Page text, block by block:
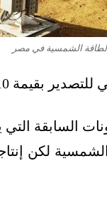
الشمسية في مصر
ملايين دولار سنويًا.
السابقة
لكن